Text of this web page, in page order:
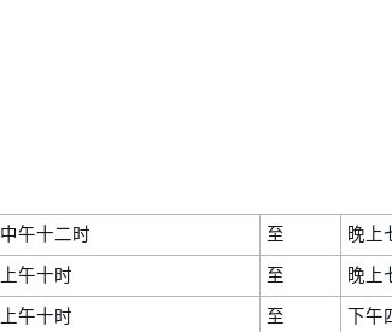
中午十二时 至 晚上
上午十时 至 晚上
上午十时 至 下午